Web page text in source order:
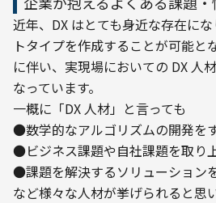
近年、DX はとても身近な存在に
トタイプを作成することが可能と
に伴い、実現場においての DX 人
なっています。
一概に「DX 人材」と言っても
●数学的なアルゴリズムの開発を
●ビジネス課題や自社課題を取り
●課題を解決するソリューション
など様々な人材が挙げられると思